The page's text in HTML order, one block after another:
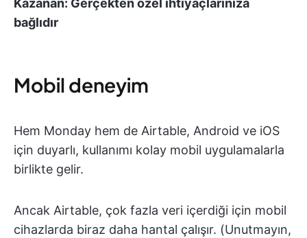
Kazanan: Gerçekten özel ihtiyaçlarınıza
bağlıdır
Mobil deneyim
Hem Monday hem de Airtable, Android ve iOS
için duyarlı, kullanımı kolay mobil uygulamalarla
birlikte gelir.
Ancak Airtable, çok fazla veri içerdiği için mobil
cihazlarda biraz daha hantal çalışır. (Unutmayın,